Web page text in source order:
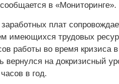
в «Мониторинге».
плат
имеющихся трудовых
работы во время кризиса
вернулся на докризисный
в год.